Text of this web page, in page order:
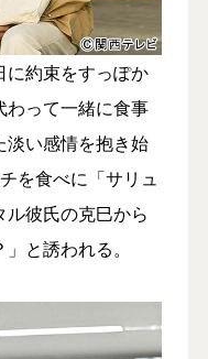
約束をすっぽか
わって一緒に食事
淡い感情を抱き始
を食べに「サリュ
彼氏の克巳から
と誘われる。